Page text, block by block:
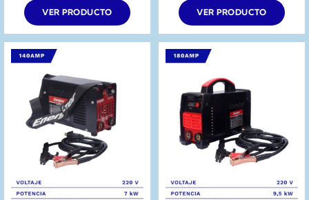
VER PRODUCTO VER PRODUCTO